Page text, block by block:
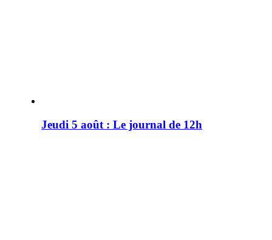
Jeudi 5 août : Le journal de 12h